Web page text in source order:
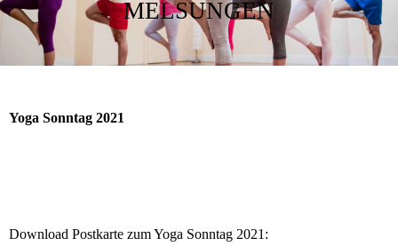
MELSUNGEN
Yoga Sonntag 2021
Download Postkarte zum Yoga Sonntag 2021: